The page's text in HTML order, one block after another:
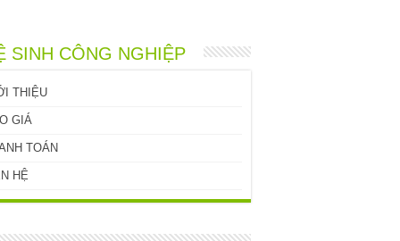
SINH CÔNG NGHIỆP
THIỆU
GIÁ
TOÁN
HỆ